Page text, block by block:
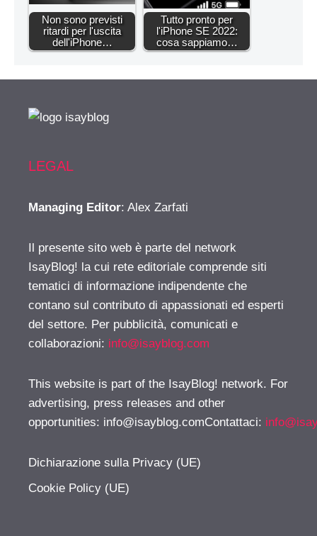
Non sono previsti
ritardi per l'uscita
dell'iPhone…
Tutto pronto per
l'iPhone SE 2022:
cosa sappiamo…
LEGAL
Managing Editor: Alex Zarfati
Il presente sito web è parte del network
IsayBlog! la cui rete editoriale comprende siti
tematici di informazione indipendente che
contano sul contributo di appassionati ed esperti
del settore. Per pubblicità, comunicati e
collaborazioni: info@isayblog.com
This website is part of the IsayBlog! network. For
advertising, press releases and other
opportunities: info@isayblog.comContattaci:
Dichiarazione sulla Privacy (UE)
Cookie Policy (UE)